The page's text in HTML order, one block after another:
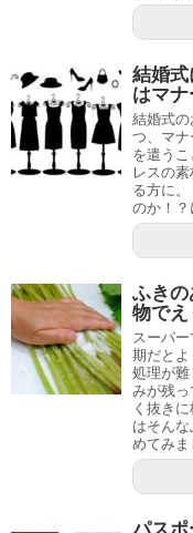
結婚式
はマ
結婚式
つ、マ
を遣う
レスの
る方に
のか！？
ふき
物でえ
スーパ
期だと
処理が
みが残
く抜き
はそん
めてみま